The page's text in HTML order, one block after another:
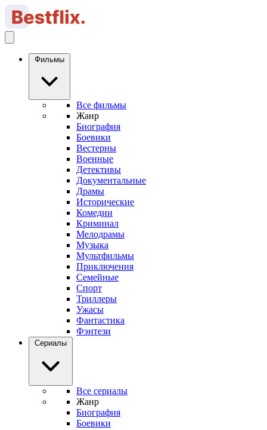
Фильмы
Все фильмы
Жанр
Биография
Боевики
Вестерны
Военные
Детективы
Документальные
Драмы
Исторические
Комедии
Криминал
Мелодрамы
Музыка
Мультфильмы
Приключения
Семейные
Спорт
Триллеры
Ужасы
Фантастика
Фэнтези
Сериалы
Все сериалы
Жанр
Биография
Боевики